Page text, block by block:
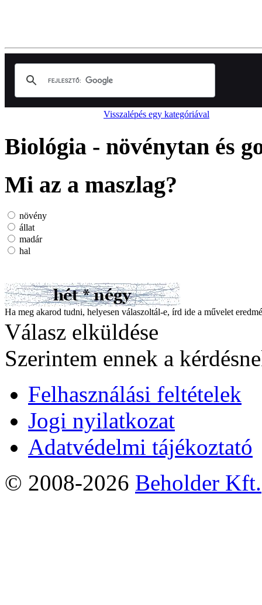
Visszalépés egy kategóriával
Biológia - növénytan és
Mi az a maszlag?
növény
állat
madár
hal
Ha meg akarod tudni, helyesen válaszoltál-e, írd ide a művelet
Válasz elküldése
Szerintem ennek a
Felhasználási feltételek
Jogi nyilatkozat
Adatvédelmi tájékoztató
© 2008-2026 Beholder Kft.